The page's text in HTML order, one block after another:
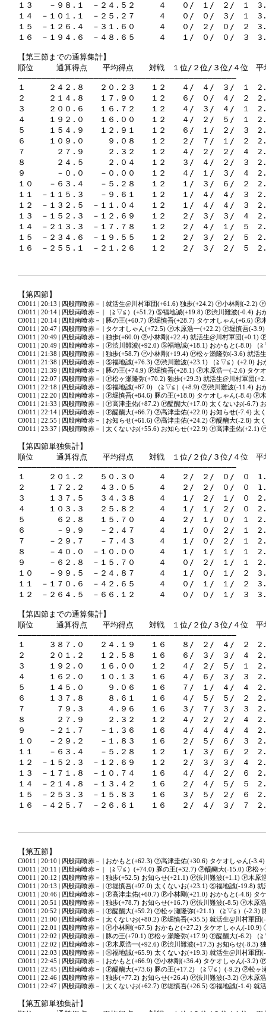
１３　　－９８.１　－２４.５２　　　４　　０/　１/　２/　１　
１４　－１０１.１　－２５.２７　　　４　　０/　０/　３/　１　
１５　－１２６.４　－３１.６０　　　４　　０/　２/　０/　２　
１６　－１９４.６　－４８.６５　　　４　　１/　０/　０/　３　
【第三節までの通算集計】
順位　　　通算得点　　平均得点　　対戦　１位/２位/３位/４位　平
――――――――――――――――――――――――――――――――――――――――――――――
１　　　２４２.８　　２０.２３　　１２　　４/　４/　３/　１　
２　　　２１４.８　　１７.９０　　１２　　６/　０/　４/　２　
３　　　２００.６　　１６.７２　　１２　　４/　３/　４/　１　
４　　　１９２.０　　１６.００　　１２　　４/　２/　５/　１　
５　　　１５４.９　　１２.９１　　１２　　６/　１/　２/　３　
６　　　１０９.０　　　９.０８　　１２　　２/　７/　１/　２　
７　　　　２７.９　　　２.３２　　１２　　４/　２/　２/　４　
８　　　　２４.５　　　２.０４　　１２　　３/　４/　２/　３　
９　　　　－０.０　　－０.００　　１２　　４/　１/　３/　４　
１０　　－６３.４　　－５.２８　　１２　　１/　３/　６/　２　
１１　－１１５.３　　－９.６１　　１２　　１/　４/　４/　３　
１２　－１３２.５　－１１.０４　　１２　　１/　４/　４/　３　
１３　－１５２.３　－１２.６９　　１２　　２/　３/　３/　４　
１４　－２１３.３　－１７.７８　　１２　　２/　４/　１/　５　
１５　－２３４.６　－１９.５５　　１２　　２/　３/　２/　５　
【第四節】
C0011 | 20:13 | 四般南喰赤－ | 就活生@川村軍団(+61.6) 独歩(+24.2) Ⓟ小林剛(-2.2)
C0011 | 20:14 | 四般南喰赤－ | （≧▽≦）(+51.2) Ⓢ福地誠(+19.8) Ⓟ渋川難波(-0.4) お
C0011 | 20:14 | 四般南喰赤－ | 豚の王(+60.7) Ⓟ堀慎吾(+28.7) タケオしゃん(+6.6) Ⓟ
C0011 | 20:47 | 四般南喰赤－ | タケオしゃん(+72.5) Ⓟ木原浩一(+22.2) Ⓟ堀慎吾(-
C0011 | 20:49 | 四般南喰赤－ | 独歩(+60.0) Ⓟ小林剛(+22.4) 就活生@川村軍団(+0.1)
C0011 | 20:49 | 四般南喰赤－ | Ⓟ渋川難波(+92.0) Ⓢ福地誠(+18.1) おかもと(-8.0) （
C0011 | 21:38 | 四般南喰赤－ | 独歩(+58.7) Ⓟ小林剛(+19.4) Ⓟ松ヶ瀬隆弥(-3.6) 就活
C0011 | 21:38 | 四般南喰赤－ | Ⓢ福地誠(+76.3) Ⓟ渋川難波(+23.1) （≧▽≦）(+2.0) お
C0011 | 21:39 | 四般南喰赤－ | 豚の王(+74.9) Ⓟ堀慎吾(+28.1) Ⓟ木原浩一(-2.6) タケ
C0011 | 22:07 | 四般南喰赤－ | Ⓟ松ヶ瀬隆弥(+70.2) 独歩(+29.3) 就活生@川村軍団
C0011 | 22:18 | 四般南喰赤－ | Ⓢ福地誠(+87.0) （≧▽≦）(+8.9) Ⓟ渋川難波(-11.4) お
C0011 | 22:20 | 四般南喰赤－ | Ⓟ堀慎吾(+84.6) 豚の王(+18.0) タケオしゃん(-8.4) Ⓟ
C0011 | 21:33 | 四般南喰赤－ | Ⓟ高津圭佑(+87.2) Ⓟ醍醐大(+17.0) 太くないお(-6.7)
C0011 | 22:14 | 四般南喰赤－ | Ⓟ醍醐大(+66.7) Ⓟ高津圭佑(+22.0) お知らせ(-7.4) 太
C0011 | 22:55 | 四般南喰赤－ | お知らせ(+61.6) Ⓟ高津圭佑(+24.2) Ⓟ醍醐大(-2.8) 太
C0011 | 23:37 | 四般南喰赤－ | 太くないお(+55.6) お知らせ(+22.9) Ⓟ高津圭佑(+2.1)
【第四節単独集計】
順位　　　通算得点　　平均得点　　対戦　１位/２位/３位/４位　平
――――――――――――――――――――――――――――――――――――――――――――――
１　　　２０１.２　　５０.３０　　　４　　２/　２/　０/　０　
２　　　１７２.２　　４３.０５　　　４　　２/　２/　０/　０　
３　　　１３７.５　　３４.３８　　　４　　１/　２/　１/　０　
４　　　１０３.３　　２５.８２　　　４　　１/　１/　２/　０　
５　　　　６２.８　　１５.７０　　　４　　２/　１/　０/　１　
６　　　　－９.９　　－２.４７　　　４　　１/　０/　２/　１　
７　　　－２９.７　　－７.４３　　　４　　１/　０/　２/　１　
８　　　－４０.０　－１０.００　　　４　　１/　１/　１/　１　
９　　　－６２.８　－１５.７０　　　４　　０/　２/　１/　１　
１０　　－９９.５　－２４.８７　　　４　　１/　０/　１/　２　
１１　－１７０.６　－４２.６５　　　４　　０/　１/　１/　２　
１２　－２６４.５　－６６.１２　　　４　　０/　０/　１/　３　
【第四節までの通算集計】
順位　　　通算得点　　平均得点　　対戦　１位/２位/３位/４位　平
――――――――――――――――――――――――――――――――――――――――――――――
１　　　３８７.０　　２４.１９　　１６　　８/　２/　４/　２　
２　　　２０１.２　　１２.５８　　１６　　６/　３/　３/　４　
３　　　１９２.０　　１６.００　　１２　　４/　２/　５/　１　
４　　　１６２.０　　１０.１３　　１６　　４/　６/　３/　３　
５　　　１４５.０　　　９.０６　　１６　　７/　１/　４/　４　
６　　　１３７.８　　　８.６１　　１６　　４/　５/　５/　２　
７　　　　７９.３　　　４.９６　　１６　　３/　７/　３/　３　
８　　　　２７.９　　　２.３２　　１２　　４/　２/　２/　４　
９　　　－２１.７　　－１.３６　　１６　　４/　４/　４/　４　
１０　　－２９.２　　－１.８３　　１６　　２/　５/　６/　３　
１１　　－６３.４　　－５.２８　　１２　　１/　３/　６/　２　
１２　－１５２.３　－１２.６９　　１２　　２/　３/　３/　４　
１３　－１７１.８　－１０.７４　　１６　　４/　４/　２/　６　
１４　－２１４.８　－１３.４２　　１６　　２/　４/　５/　５　
１５　－２５３.３　－１５.８３　　１６　　３/　５/　２/　６　
【第五節】
C0011 | 20:10 | 四般南喰赤－ | おかもと(+62.3) Ⓟ高津圭佑(+30.6) タケオしゃん(-
C0011 | 20:11 | 四般南喰赤－ | （≧▽≦）(+74.0) 豚の王(+32.7) Ⓟ醍醐大(-15.0) Ⓟ松
C0011 | 20:12 | 四般南喰赤－ | 独歩(+52.5) お知らせ(+21.1) Ⓟ渋川難波(+1.1) Ⓟ木原
C0011 | 20:13 | 四般南喰赤－ | Ⓟ堀慎吾(+97.0) 太くないお(+23.1) Ⓢ福地誠(-19.8) 就
C0011 | 20:46 | 四般南喰赤－ | Ⓟ高津圭佑(+60.7) Ⓟ小林剛(+21.0) おかもと(-4.8) タ
C0011 | 20:51 | 四般南喰赤－ | 独歩(+78.7) お知らせ(+16.7) Ⓟ渋川難波(-8.5) Ⓟ木原
C0011 | 20:52 | 四般南喰赤－ | Ⓟ醍醐大(+59.2) Ⓟ松ヶ瀬隆弥(+21.1) （≧▽≦）(-2.3)
C0011 | 21:00 | 四般南喰赤－ | 太くないお(+80.2) Ⓟ堀慎吾(+35.5) 就活生@川村軍
C0011 | 22:01 | 四般南喰赤－ | Ⓟ小林剛(+67.5) おかもと(+27.2) タケオしゃん(-
C0011 | 22:02 | 四般南喰赤－ | 豚の王(+70.1) Ⓟ松ヶ瀬隆弥(+17.9) Ⓟ醍醐大(-6.2) （
C0011 | 22:02 | 四般南喰赤－ | Ⓟ木原浩一(+92.6) Ⓟ渋川難波(+17.3) お知らせ(-8.3)
C0011 | 22:03 | 四般南喰赤－ | Ⓢ福地誠(+65.9) 太くないお(+19.3) 就活生@川村軍
C0011 | 22:45 | 四般南喰赤－ | おかもと(+66.9) Ⓟ小林剛(+36.4) タケオしゃん(-3.2)
C0011 | 22:45 | 四般南喰赤－ | Ⓟ醍醐大(+73.6) 豚の王(+17.2) （≧▽≦）(-9.2) Ⓟ松ヶ
C0011 | 22:46 | 四般南喰赤－ | 独歩(+77.2) お知らせ(+26.4) Ⓟ渋川難波(-3.2) Ⓟ木原
C0011 | 22:47 | 四般南喰赤－ | 太くないお(+62.7) Ⓟ堀慎吾(+26.5) Ⓢ福地誠(-1.4) 就
【第五節単独集計】